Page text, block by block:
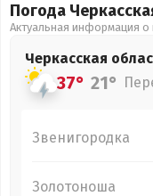
Погода
Актуальная информация о
Черкасская
37° 21°
Звенигородка
Золотоноша